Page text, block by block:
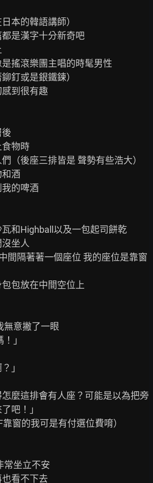
本的韓語講師）
是漢字十分新奇吧
搖滾樂團主唱的時髦男性
釘或是銀鐵鍊）
到很有趣
物時
（後座三排皆是 聲勢有些浩大）
酒
的啤酒
和Highball以及一包起司餅乾
坐人
間隔著著一個座位 我的座位是靠窗
包放在中間空位上
無意撇了一眼
」
」
怎麼這排會有人座？可能是以為把旁
吧！」
靠窗的我可是有付選位費唷）
常坐立不安
看不下去